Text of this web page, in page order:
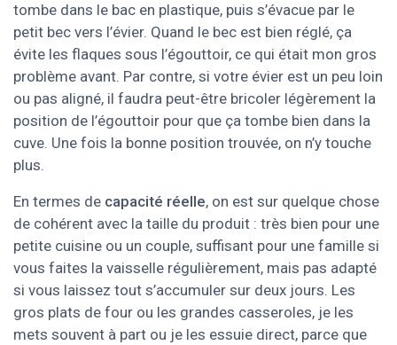
tombe dans le bac en plastique, puis s’évacue par le
petit bec vers l’évier. Quand le bec est bien réglé, ça
évite les flaques sous l’égouttoir, ce qui était mon gros
problème avant. Par contre, si votre évier est un peu loin
ou pas aligné, il faudra peut-être bricoler légèrement la
position de l’égouttoir pour que ça tombe bien dans la
cuve. Une fois la bonne position trouvée, on n’y touche
plus.
En termes de capacité réelle, on est sur quelque chose
de cohérent avec la taille du produit : très bien pour une
petite cuisine ou un couple, suffisant pour une famille si
vous faites la vaisselle régulièrement, mais pas adapté
si vous laissez tout s’accumuler sur deux jours. Les
gros plats de four ou les grandes casseroles, je les
mets souvent à part ou je les essuie direct, parce que